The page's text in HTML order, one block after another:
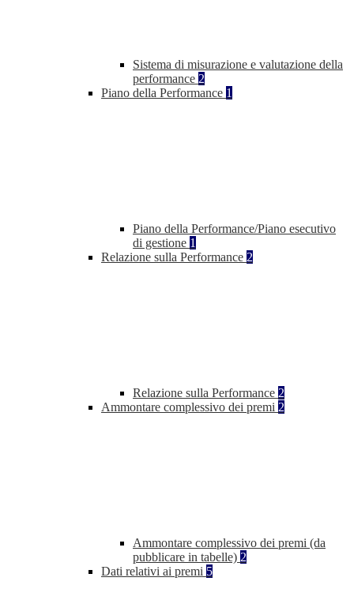
Sistema di misurazione e valutazione della
performance 2
Piano della Performance 1
Piano della Performance/Piano esecutivo
di gestione 1
Relazione sulla Performance 2
Relazione sulla Performance 2
Ammontare complessivo dei premi 2
Ammontare complessivo dei premi (da
pubblicare in tabelle) 2
Dati relativi ai premi 5